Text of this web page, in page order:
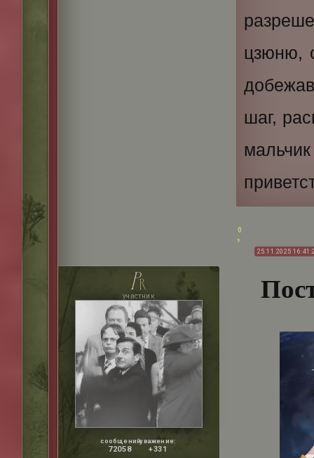
цзюню,
шаг,
0
25.11.2025
pr
участник
сообщений:
72058
уважение:
+331